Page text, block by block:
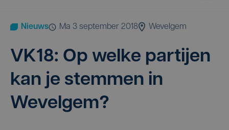
Nieuws ma 3 september 2018 Wevelgem
VK18: Op wel­ke par­tij­en
kan je stem­men in
Wevelgem?